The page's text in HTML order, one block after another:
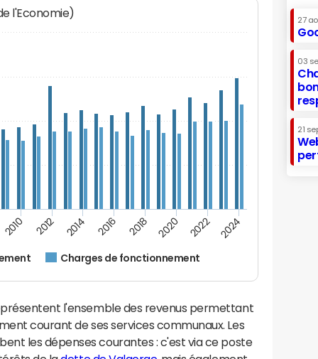
l'Economie)
Charges de fonctionnement
2010 2012 2014 2016 2018 2020 2022 2024
l'ensemble des revenus permettant
courant de ses services communaux. Les
les dépenses courantes : c'est via ce poste
27
03
21